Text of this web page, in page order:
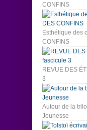
CONFINS
Esthétique des
CONFINS
REVUE DES
3
Autour de la
Jeunesse